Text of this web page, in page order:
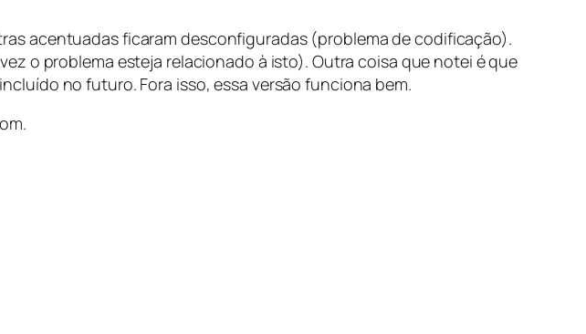
acentuadas ficaram desconfiguradas (problema de codificação).
o problema esteja relacionado à isto). Outra coisa que notei é que
no futuro. Fora isso, essa versão funciona bem.